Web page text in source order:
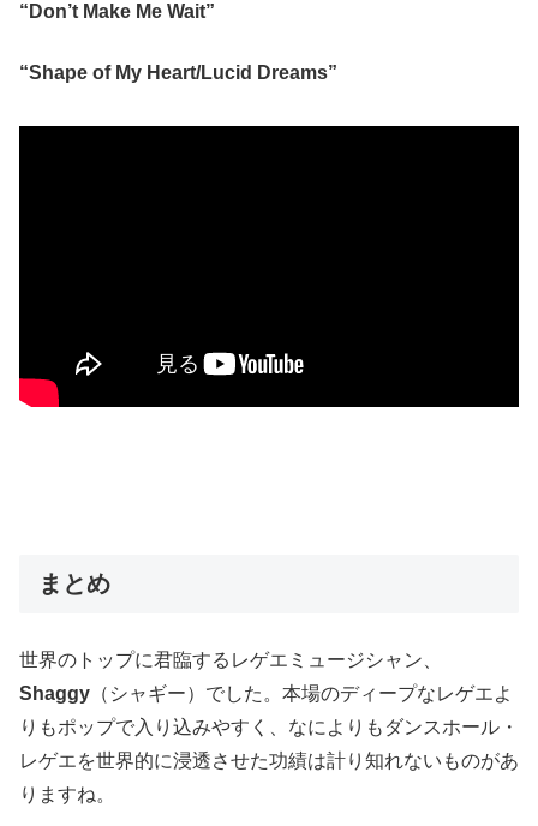
“Don’t Make Me Wait”
“Shape of My Heart/Lucid Dreams”
まとめ
世界のトップに君臨するレゲエミュージシャン、
Shaggy （シャギー）でした。本場のディープなレゲエよ
りもポップで入り込みやすく、なによりもダンスホール・
レゲエを世界的に浸透させた功績は計り知れないものがあ
りますね。